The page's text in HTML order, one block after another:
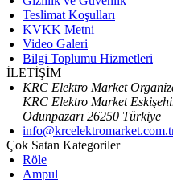
Teslimat Koşulları
KVKK Metni
Video Galeri
Bilgi Toplumu Hizmetleri
İLETİŞİM
KRC Elektro Market
KRC Elektro Market
Odunpazarı 26250 Türkiye
Çok Satan Kategoriler
Röle
Ampul